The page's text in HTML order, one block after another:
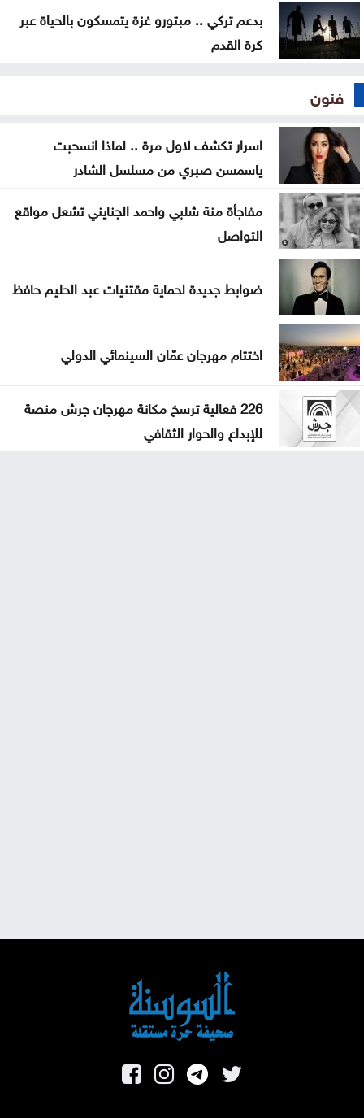
بدعم تركي .. مبتورو غزة يتمسكون بالحياة عبر
كرة القدم
فنون
اسرار تكشف لاول مرة .. لماذا انسحبت
ياسمسن صبري من مسلسل الشادر
مفاجأة منة شلبي واحمد الجنايني تشعل مواقع
التواصل
ضوابط جديدة لحماية مقتنيات عبد الحليم حافظ
اختتام مهرجان عمّان السينمائي الدولي
226 فعالية ترسخ مكانة مهرجان جرش منصة
للإبداع والحوار الثقافي